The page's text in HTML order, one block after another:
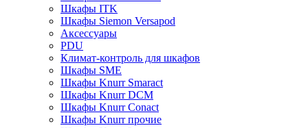
Шкафы ITK
Шкафы Siemon Versapod
Аксессуары
PDU
Климат-контроль для шкафов
Шкафы SME
Шкафы Knurr Smaract
Шкафы Knurr DCM
Шкафы Knurr Conact
Шкафы Knurr прочие